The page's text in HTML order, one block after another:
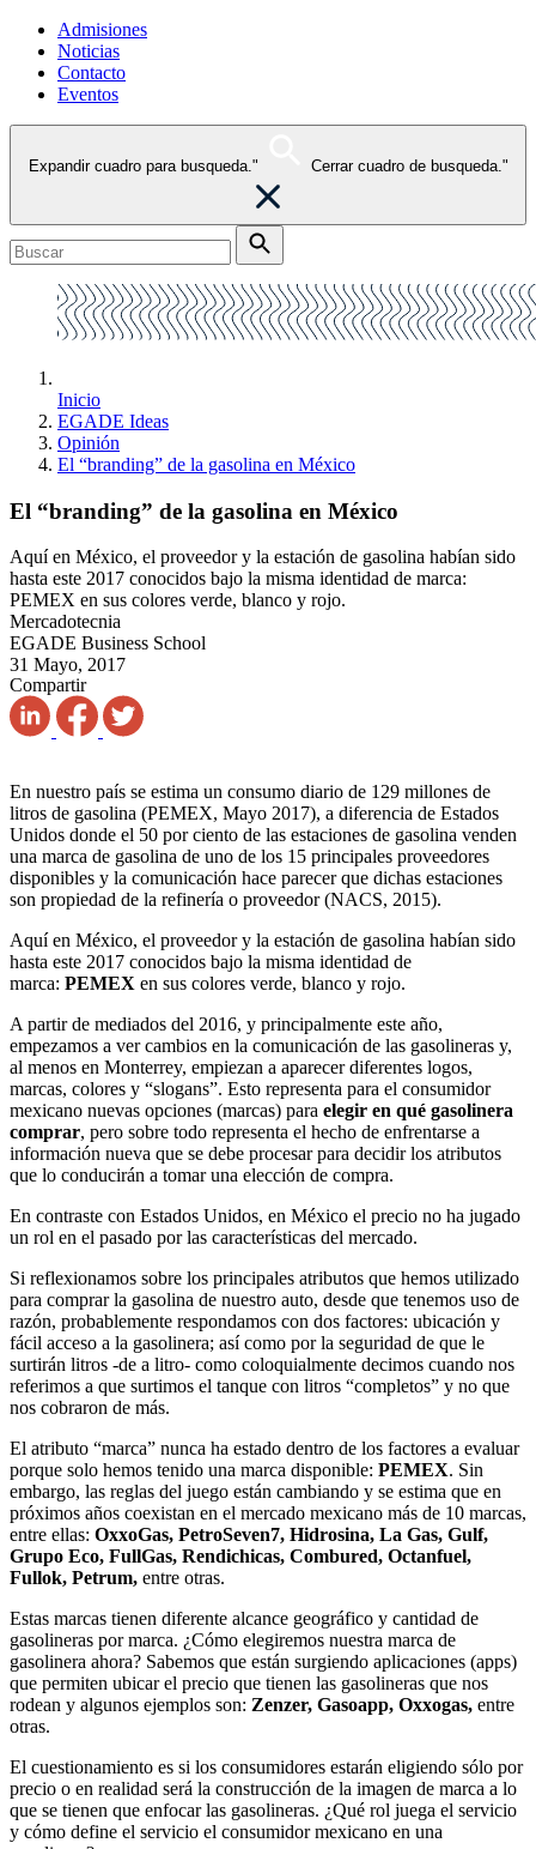
Admisiones
Noticias
Contacto
Eventos
Expandir cuadro para busqueda." Cerrar cuadro de busqueda."
Inicio
EGADE Ideas
Opinión
El “branding” de la gasolina en México
El “branding” de la gasolina en México
Aquí en México, el proveedor y la estación de gasolina habían sido
hasta este 2017 conocidos bajo la misma identidad de marca:
PEMEX en sus colores verde, blanco y rojo.
Mercadotecnia
EGADE Business School
31 Mayo, 2017
Compartir
En nuestro país se estima un consumo diario de 129 millones de
litros de gasolina (PEMEX, Mayo 2017), a diferencia de Estados
Unidos donde el 50 por ciento de las estaciones de gasolina venden
una marca de gasolina de uno de los 15 principales proveedores
disponibles y la comunicación hace parecer que dichas estaciones
son propiedad de la refinería o proveedor (NACS, 2015).
Aquí en México, el proveedor y la estación de gasolina habían sido
hasta este 2017 conocidos bajo la misma identidad de
marca: PEMEX en sus colores verde, blanco y rojo.
A partir de mediados del 2016, y principalmente este año,
empezamos a ver cambios en la comunicación de las gasolineras y,
al menos en Monterrey, empiezan a aparecer diferentes logos,
marcas, colores y “slogans”. Esto representa para el consumidor
mexicano nuevas opciones (marcas) para elegir en qué gasolinera
comprar, pero sobre todo representa el hecho de enfrentarse a
información nueva que se debe procesar para decidir los atributos
que lo conducirán a tomar una elección de compra.
En contraste con Estados Unidos, en México el precio no ha jugado
un rol en el pasado por las características del mercado.
Si reflexionamos sobre los principales atributos que hemos utilizado
para comprar la gasolina de nuestro auto, desde que tenemos uso de
razón, probablemente respondamos con dos factores: ubicación y
fácil acceso a la gasolinera; así como por la seguridad de que le
surtirán litros -de a litro- como coloquialmente decimos cuando nos
referimos a que surtimos el tanque con litros “completos” y no que
nos cobraron de más.
El atributo “marca” nunca ha estado dentro de los factores a evaluar
porque solo hemos tenido una marca disponible: PEMEX. Sin
embargo, las reglas del juego están cambiando y se estima que en
próximos años coexistan en el mercado mexicano más de 10 marcas,
entre ellas: OxxoGas, PetroSeven7, Hidrosina, La Gas, Gulf,
Grupo Eco, FullGas, Rendichicas, Combured, Octanfuel,
Fullok, Petrum, entre otras.
Estas marcas tienen diferente alcance geográfico y cantidad de
gasolineras por marca. ¿Cómo elegiremos nuestra marca de
gasolinera ahora? Sabemos que están surgiendo aplicaciones (apps)
que permiten ubicar el precio que tienen las gasolineras que nos
rodean y algunos ejemplos son: Zenzer, Gasoapp, Oxxogas, entre
otras.
El cuestionamiento es si los consumidores estarán eligiendo sólo por
precio o en realidad será la construcción de la imagen de marca a lo
que se tienen que enfocar las gasolineras. ¿Qué rol juega el servicio
y cómo define el servicio el consumidor mexicano en una